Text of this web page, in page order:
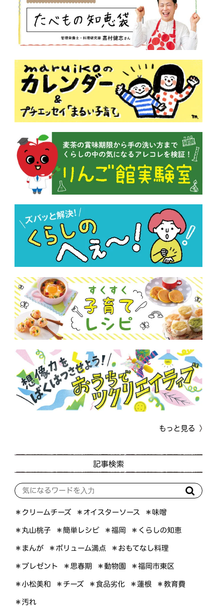
もっと見る
記事検索
＊クリームチーズ ＊オイスターソース ＊味噌
＊丸山桃子 ＊簡単レシピ ＊福岡 ＊くらしの知恵
＊まんが ＊ボリューム満点 ＊おもてなし料理
＊プレゼント ＊思春期 ＊動物園 ＊福岡市東区
＊小松美和 ＊チーズ ＊食品劣化 ＊蓮根 ＊教育費
＊汚れ